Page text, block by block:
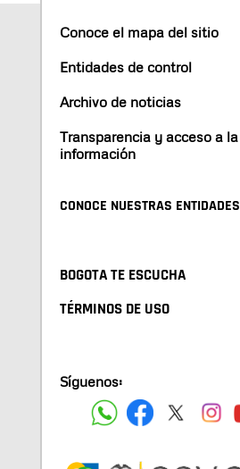
Conoce el mapa del sitio
Entidades de control
Archivo de noticias
Transparencia y acceso a la
información
CONOCE NUESTRAS ENTIDADES
BOGOTA TE ESCUCHA
TÉRMINOS DE USO
Síguenos: